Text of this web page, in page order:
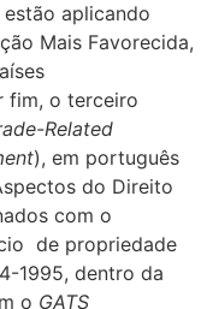
aplicando
Mais Favorecida,
fim, o terceiro
Related
), em português
do Direito
com o
de propriedade
1995, dentro da
o GATS